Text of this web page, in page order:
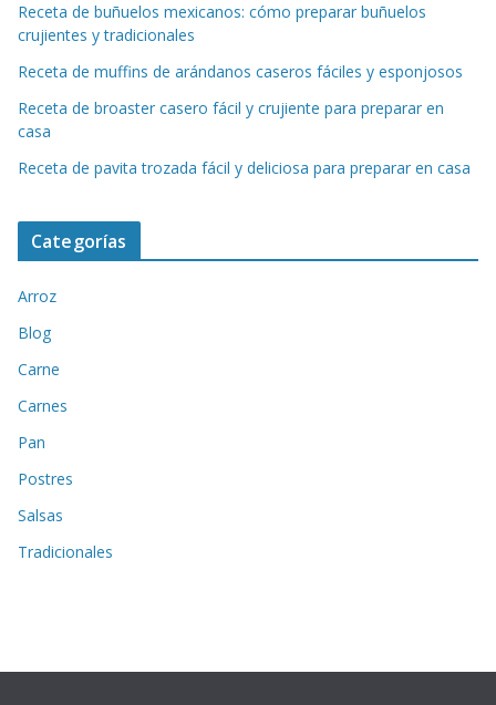
Receta de buñuelos mexicanos: cómo preparar buñuelos
crujientes y tradicionales
Receta de muffins de arándanos caseros fáciles y esponjosos
Receta de broaster casero fácil y crujiente para preparar en
casa
Receta de pavita trozada fácil y deliciosa para preparar en casa
Categorías
Arroz
Blog
Carne
Carnes
Pan
Postres
Salsas
Tradicionales